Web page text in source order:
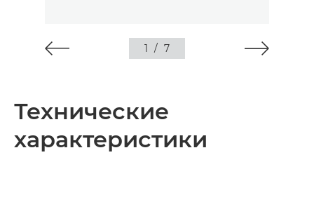
1 / 7
Технические
характеристики